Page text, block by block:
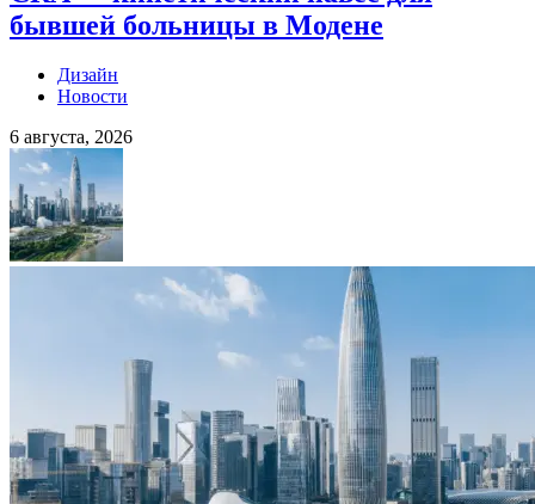
бывшей больницы в Модене
Дизайн
Новости
6 августа, 2026